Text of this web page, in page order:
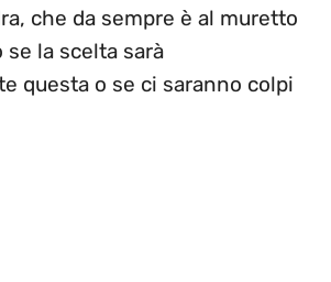
che da sempre è al muretto
se la scelta sarà
questa o se ci saranno colpi